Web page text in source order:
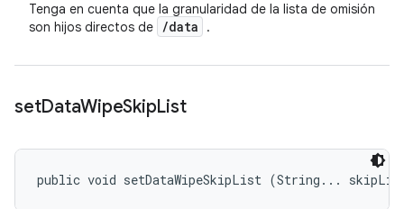
Tenga en cuenta que la granularidad de la lista de omisión
son hijos directos de
/data .
setDataWipeSkipList
public void setDataWipeSkipList (String...